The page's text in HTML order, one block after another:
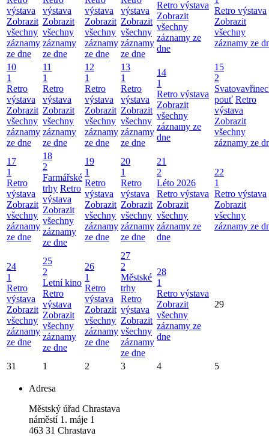
výstava
Zobrazit
všechny
záznamy
ze dne
výstava
Zobrazit
všechny
záznamy
ze dne
výstava
Zobrazit
všechny
záznamy
ze dne
výstava
Zobrazit
všechny
záznamy
ze dne
Retro výstava
Zobrazit
všechny
záznamy ze
dne
Retro výstava
Zobrazit
všechny
záznamy ze
10
1
Retro
výstava
Zobrazit
všechny
záznamy
ze dne
11
1
Retro
výstava
Zobrazit
všechny
záznamy
ze dne
12
1
Retro
výstava
Zobrazit
všechny
záznamy
ze dne
13
1
Retro
výstava
Zobrazit
všechny
záznamy
ze dne
14
1
Retro výstava
Zobrazit
všechny
záznamy ze
dne
15
2
pouť Retro
výstava
Zobrazit
všechny
záznamy ze
17
1
Retro
výstava
Zobrazit
všechny
záznamy
ze dne
18
2
Farmářské
trhy Retro
výstava
Zobrazit
všechny
záznamy
ze dne
19
1
Retro
výstava
Zobrazit
všechny
záznamy
ze dne
20
1
Retro
výstava
Zobrazit
všechny
záznamy
ze dne
21
2
Léto 2026
Retro výstava
Zobrazit
všechny
záznamy ze
dne
22
1
Retro výstava
Zobrazit
všechny
záznamy ze
24
1
Retro
výstava
Zobrazit
všechny
záznamy
ze dne
25
2
Letní kino
Retro
výstava
Zobrazit
všechny
záznamy
ze dne
26
1
Retro
výstava
Zobrazit
všechny
záznamy
ze dne
27
2
Městské
trhy
Retro
výstava
Zobrazit
všechny
záznamy
ze dne
28
1
Retro výstava
Zobrazit
všechny
záznamy ze
dne
29
31 1 2 3 4 5
Adresa
Městský úřad Chrastava
náměstí 1. máje 1
463 31 Chrastava